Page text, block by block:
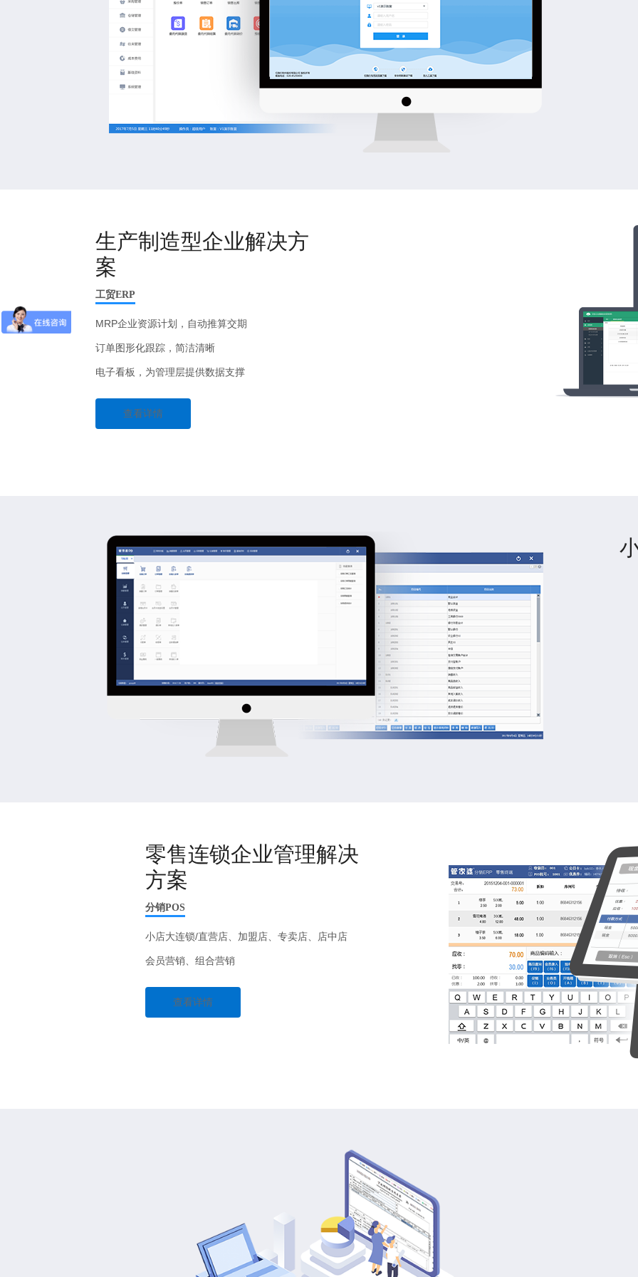
生产制造型企业解决方
案
工贸ERP
MRP企业资源计划，自动推算交期
订单图形化跟踪，简洁清晰
电子看板，为管理层提供数据支撑
查看详情
零售连锁企业管理解决
方案
分销POS
小店大连锁/直营店、加盟店、专卖店、店中店
会员营销、组合营销
查看详情